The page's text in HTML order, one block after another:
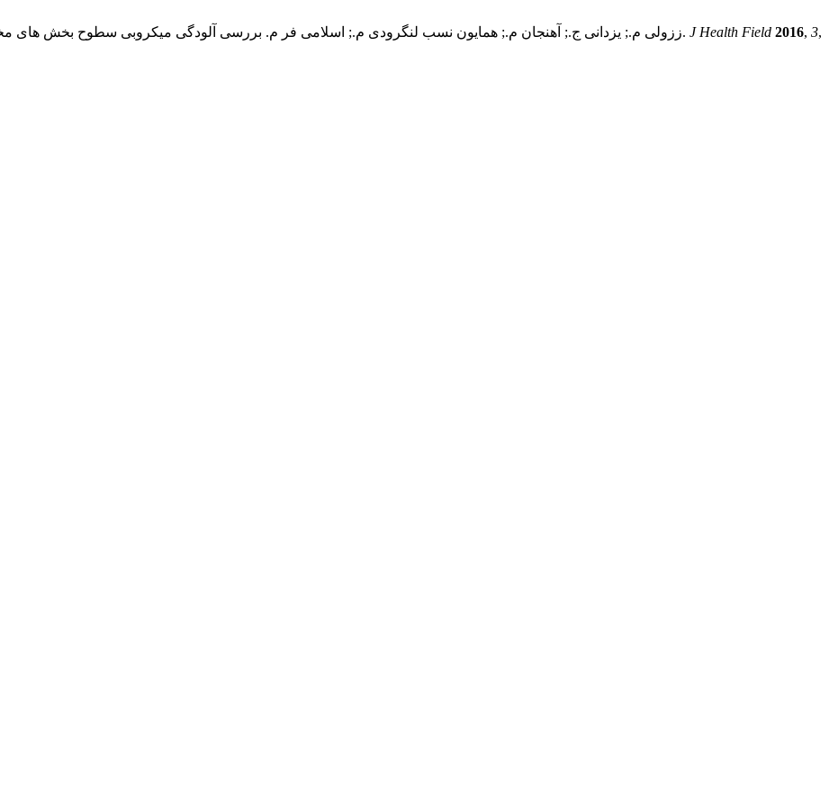
ززولی م.; یزدانی ج.; آهنجان م.; همایون نسب لنگرودی م.; اسلامی فر م. بررسى آلودگى ميكروبى سطوح بخش هاى مختلف در دو بيمارستان آموزشى دانشگاه علوم پزشكى مازندران. J Health Field 2016, 3,